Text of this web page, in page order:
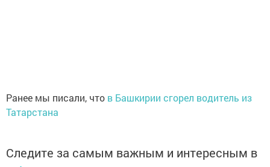
Ранее мы писали, что в Башкирии сгорел водитель из
Татарстана
Следите за самым важным и интересным в